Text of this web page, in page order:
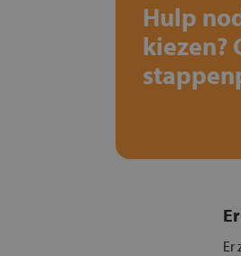
Hulp
kiezen?
Er